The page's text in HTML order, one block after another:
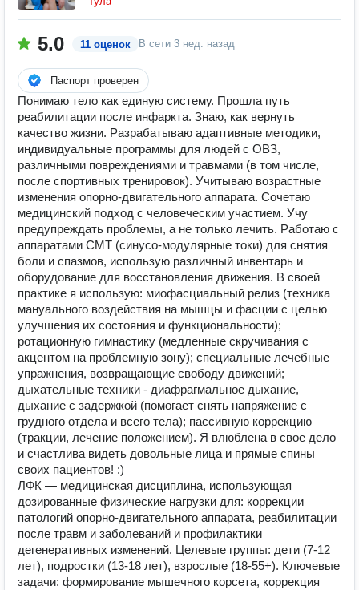
5.0 11 оценок В сети 3 нед. назад
Паспорт проверен
Понимаю тело как единую систему. Прошла путь
реабилитации после инфаркта. Знаю, как вернуть
качество жизни. Разрабатываю адаптивные методики,
индивидуальные программы для людей с ОВЗ,
различными повреждениями и травмами (в том числе,
после спортивных тренировок). Учитываю возрастные
изменения опорно-двигательного аппарата. Сочетаю
медицинский подход с человеческим участием. Учу
предупреждать проблемы, а не только лечить. Работаю с
аппаратами СМТ (синусо-модулярные токи) для снятия
боли и спазмов, использую различный инвентарь и
оборудование для восстановления движения. В своей
практике я использую: миофасциальный релиз (техника
мануального воздействия на мышцы и фасции с целью
улучшения их состояния и функциональности);
ротационную гимнастику (медленные скручивания с
акцентом на проблемную зону); специальные лечебные
упражнения, возвращающие свободу движений;
дыхательные техники - диафрагмальное дыхание,
дыхание с задержкой (помогает снять напряжение с
грудного отдела и всего тела); пассивную коррекцию
(тракции, лечение положением). Я влюблена в свое дело
и счастлива видеть довольные лица и прямые спины
своих пациентов! :)
ЛФК — медицинская дисциплина, использующая
дозированные физические нагрузки для: коррекции
патологий опорно-двигательного аппарата, реабилитации
после травм и заболеваний и профилактики
дегенеративных изменений. Целевые группы: дети (7-12
лет), подростки (13-18 лет), взрослые (18-55+). Ключевые
задачи: формирование мышечного корсета, коррекция